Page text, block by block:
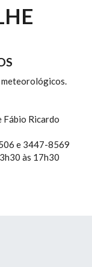
meteorológicos.
Fábio Ricardo
e 3447-8569
às 17h30